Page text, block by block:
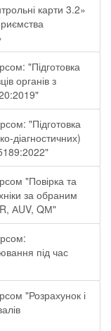
карти 3.2»
"Підготовка
органів з
"Підготовка
діагностичних)
"Повірка та
за обраним
АUV, QМ"
під час
"Розрахунок і